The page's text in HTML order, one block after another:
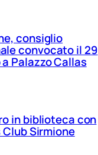
consiglio
convocato il 29
Palazzo Callas
in biblioteca con
Club Sirmione